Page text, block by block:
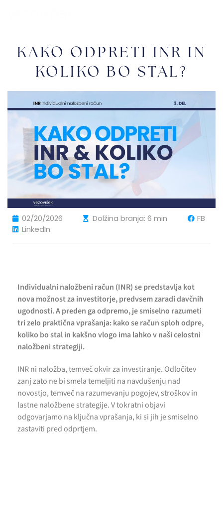
KAKO ODPRETI INR IN
KOLIKO BO STAL?
02/20/2026 Dolžina branja: 6 min
FB
LinkedIn
Individualni naložbeni račun (INR) se predstavlja kot
nova možnost za investitorje, predvsem zaradi davčnih
ugodnosti. A preden ga odpremo, je smiselno razumeti
tri zelo praktična vprašanja: kako se račun sploh odpre,
koliko bo stal in kakšno vlogo ima lahko v naši celostni
naložbeni strategiji.
INR ni naložba, temveč okvir za investiranje. Odločitev
zanj zato ne bi smela temeljiti na navdušenju nad
novostjo, temveč na razumevanju pogojev, stroškov in
lastne naložbene strategije. V tokratni objavi
odgovarjamo na ključna vprašanja, ki si jih je smiselno
zastaviti pred odprtjem.